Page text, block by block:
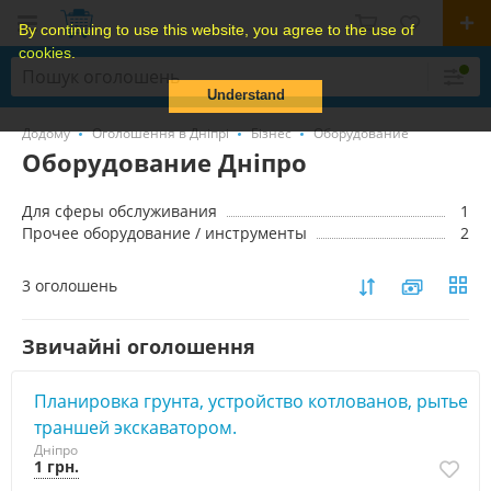
By continuing to use this website, you agree to the use of
cookies.
Understand
Додому Оголошення в Дніпрі Бізнес Оборудование
Оборудование Дніпро
Для сферы обслуживания
1
Прочее оборудование / инструменты
2
3 оголошень
Звичайні оголошення
Планировка грунта, устройство котлованов, рытье
траншей экскаватором.
Дніпро
1 грн.